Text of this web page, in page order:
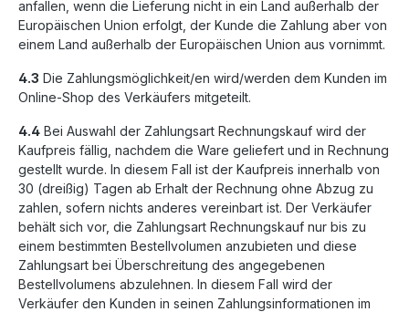
anfallen, wenn die Lieferung nicht in ein Land außerhalb der
Europäischen Union erfolgt, der Kunde die Zahlung aber von
einem Land außerhalb der Europäischen Union aus vornimmt.
4.3 Die Zahlungsmöglichkeit/en wird/werden dem Kunden im
Online-Shop des Verkäufers mitgeteilt.
4.4 Bei Auswahl der Zahlungsart Rechnungskauf wird der
Kaufpreis fällig, nachdem die Ware geliefert und in Rechnung
gestellt wurde. In diesem Fall ist der Kaufpreis innerhalb von
30 (dreißig) Tagen ab Erhalt der Rechnung ohne Abzug zu
zahlen, sofern nichts anderes vereinbart ist. Der Verkäufer
behält sich vor, die Zahlungsart Rechnungskauf nur bis zu
einem bestimmten Bestellvolumen anzubieten und diese
Zahlungsart bei Überschreitung des angegebenen
Bestellvolumens abzulehnen. In diesem Fall wird der
Verkäufer den Kunden in seinen Zahlungsinformationen im